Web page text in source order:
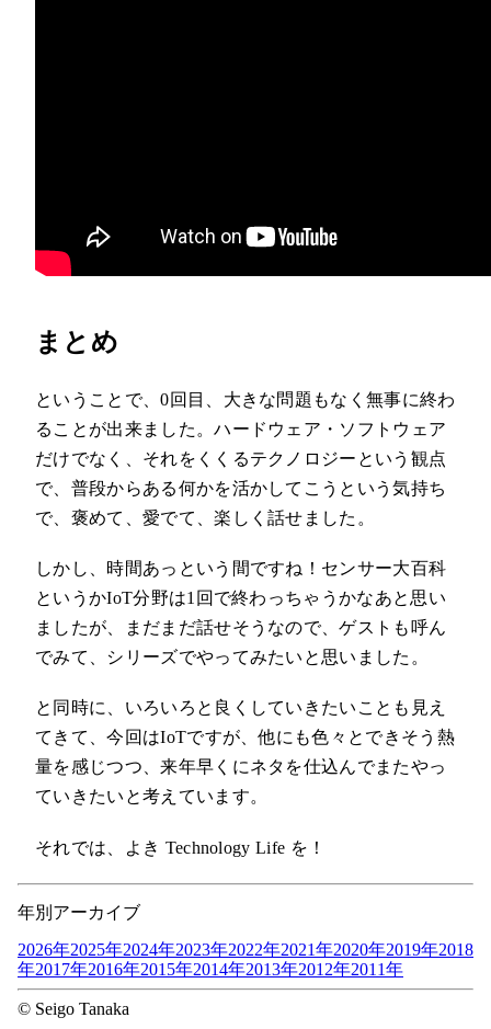
まとめ
ということで、0回目、大きな問題もなく無事に終わ
ることが出来ました。ハードウェア・ソフトウェア
だけでなく、それをくくるテクノロジーという観点
で、普段からある何かを活かしてこうという気持ち
で、褒めて、愛でて、楽しく話せました。
しかし、時間あっという間ですね！センサー大百科
というかIoT分野は1回で終わっちゃうかなあと思い
ましたが、まだまだ話せそうなので、ゲストも呼ん
でみて、シリーズでやってみたいと思いました。
と同時に、いろいろと良くしていきたいことも見え
てきて、今回はIoTですが、他にも色々とできそう熱
量を感じつつ、来年早くにネタを仕込んでまたやっ
ていきたいと考えています。
それでは、よき Technology Life を！
年別アーカイブ
2026年2025年2024年2023年2022年2021年2020年2019年2018
年2017年2016年2015年2014年2013年2012年2011年
© Seigo Tanaka